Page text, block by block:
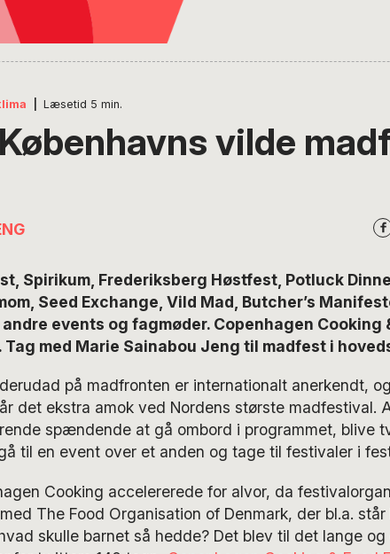
Læsetid 5 min.
vilde
Spirikum, Frederiksberg Høstfest, Potluck
Seed Exchange, Vild Mad, Butcher’s
events og fagmøder. Copenhagen Cooking
Tag med Marie Sainabou Jeng til madfest i
på madfronten er internationalt anerkendt,
det ekstra amok ved Nordens største madfestival.
spændende at gå ombord i programmet, blive
til en event over et anden og tage til festivaler i
Cooking accelererede for alvor, da
The Food Organisation of Denmark, der bl.a. står
skulle barnet så hedde? Det blev til det lange og